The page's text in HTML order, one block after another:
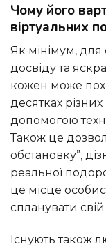
Чому його
віртуальних
Як мінімум, для отримання нового унікального
досвіду та
кожен може
десятках
допомогою
Також це
обстановку”,
реальної
це місце
спланувати
Існують також люди, які з певних життєвих